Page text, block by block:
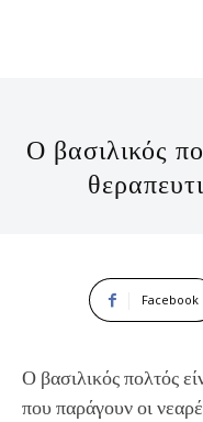
Ο βασιλικός
Facebook
Ο βασιλικός πολτός
που παράγουν οι